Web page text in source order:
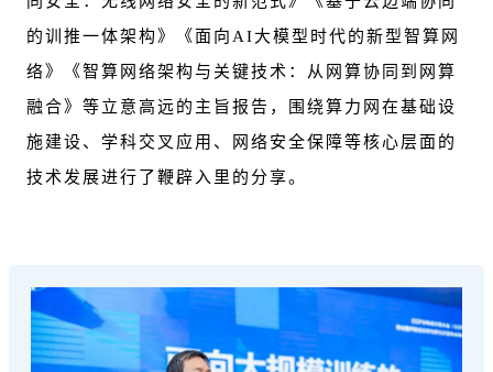
的训推一体架构》《面向AI大模型时代的新型智算网
络》《智算网络架构与关键技术：从网算协同到网算
融合》等立意高远的主旨报告，围绕算力网在基础设
施建设、学科交叉应用、网络安全保障等核心层面的
技术发展进行了鞭辟入里的分享。